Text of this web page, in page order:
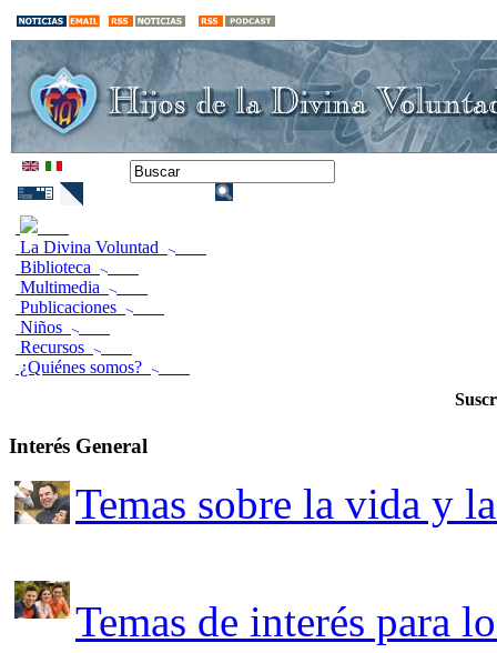
La Divina Voluntad
Biblioteca
Multimedia
Publicaciones
Niños
Recursos
¿Quiénes somos?
Interés General
Temas sobre la vida y
Temas de interés para